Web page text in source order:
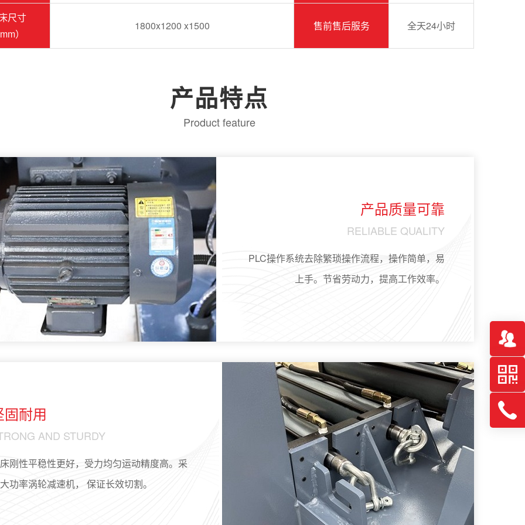
尺寸
）
1800x1200 x1500 售前售后服务 全天24小时
产品特点
Product feature
产品质量可靠
RELIABLE QUALITY
PLC操作系统去除繁琐操作流程，操作简单，易
上手。节省劳动力，提高工作效率。
固耐用
AND STURDY
刚性平稳性更好，受力均匀运动精度高。采
功率涡轮减速机， 保证长效切割。